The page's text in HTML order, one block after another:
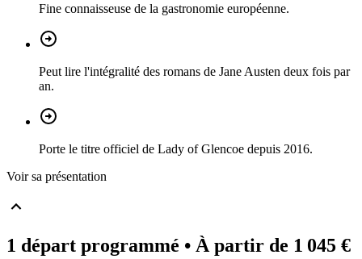
Fine connaisseuse de la gastronomie européenne.
Peut lire l'intégralité des romans de Jane Austen deux fois par
an.
Porte le titre officiel de Lady of Glencoe depuis 2016.
Voir sa présentation
1 départ programmé • À partir de 1 045 €